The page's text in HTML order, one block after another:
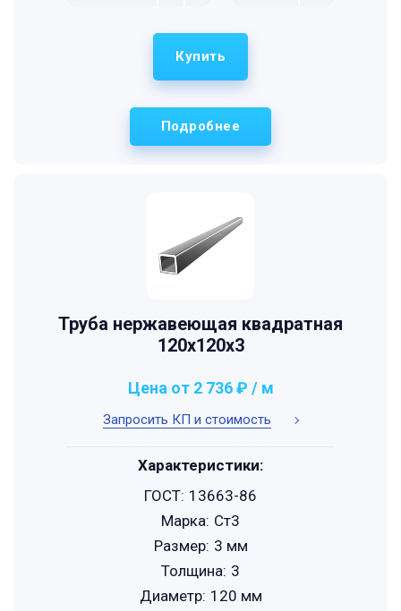
Подробнее
Купить
Труба нержавеющая квадратная
120х120х3
Запросить КП и стоимость
Цена от 2 736 ₽ / м
Характеристики:
ГОСТ: 13663-86
Марка: Ст3
Размер: 3 мм
Толщина: 3
Диаметр: 120 мм